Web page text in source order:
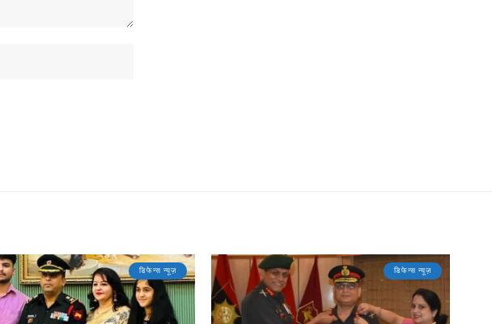
डिफेन्स न्यूज़ डिफेन्स न्यूज़